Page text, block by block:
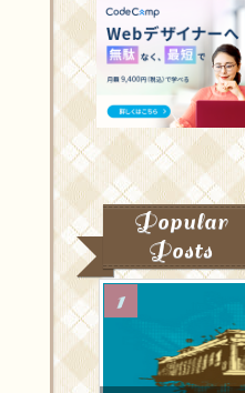
Popular
Posts